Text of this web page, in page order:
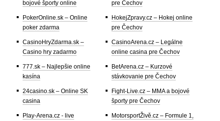
bojové športy online
PokerOnline.sk – Online
poker zdarma
CasinoHryZdarma.sk –
Casino hry zadarmo
777.sk – Najlepšie online
kasína
24casino.sk – Online SK
casina
Play-Arena.cz - live
pre Čechov
HokejZpravy.cz – Hokej online
pre Čechov
CasinoArena.cz – Legálne
online casina pre Čechov
BetArena.cz – Kurzové
stávkovanie pre Čechov
Fight-Live.cz – MMA a bojové
športy pre Čechov
MotorsportŽivě.cz – Formule 1,